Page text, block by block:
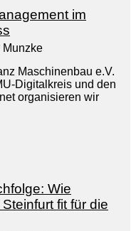
im
Munzke
Maschinenbau e.V.
Digitalkreis und den
organisieren wir
Wie
fit für die